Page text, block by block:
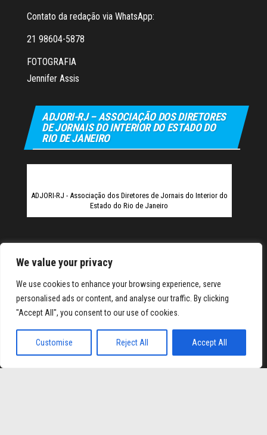
We value your privacy
We use cookies to enhance your browsing experience, serve
personalised ads or content, and analyse our traffic. By clicking
"Accept All", you consent to our use of cookies.
Customise Reject All Accept All
Contato da redação via WhatsApp:
21 98604-5878
FOTOGRAFIA
Jennifer Assis
ADJORI-RJ – ASSOCIAÇÃO DOS DIRETORES
DE JORNAIS DO INTERIOR DO ESTADO DO
RIO DE JANEIRO
ADJORI-RJ - Associação dos Diretores de Jornais do Interior do
Estado do Rio de Janeiro
Tulipbet Hiltonbet Elexbet Giris Bahis Siteleri
Orgulhosamente mantido comWordPress Tema: Envo
Magazine